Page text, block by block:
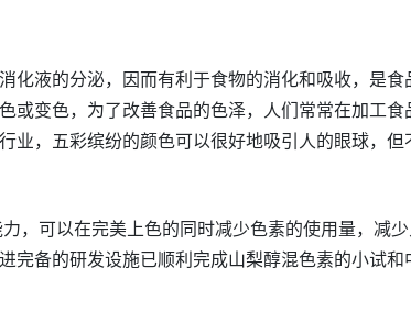
化液的分泌，因而有利于食物的消化和吸收，是食
或变色，为了改善食品的色泽，人们常常在加工食
业，五彩缤纷的颜色可以很好地吸引人的眼球，但
，可以在完美上色的同时减少色素的使用量，减
完备的研发设施已顺利完成山梨醇混色素的小试和